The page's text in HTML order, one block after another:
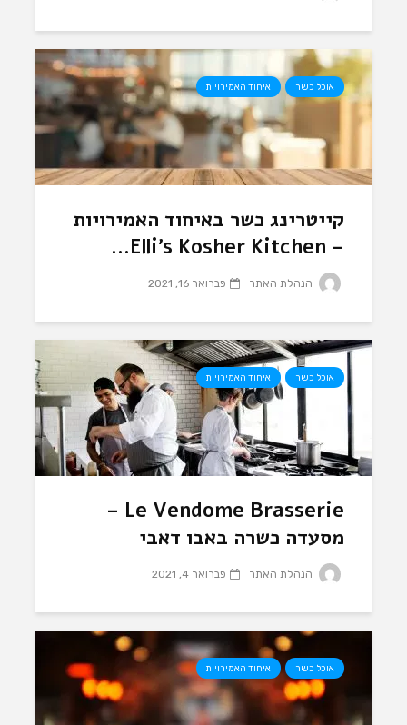
אוכל כשר איחוד האמירויות
קייטרינג כשר באיחוד האמירויות
– Elli’s Kosher Kitchen...
הנהלת האתר פברואר 16, 2021
אוכל כשר איחוד האמירויות
Le Vendome Brasserie –
מסעדה כשרה באבו דאבי
הנהלת האתר פברואר 4, 2021
אוכל כשר איחוד האמירויות